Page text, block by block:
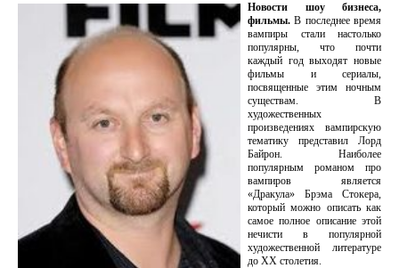
Новости шоу бизнеса,
фильмы. В последнее время
вампиры стали настолько
популярны, что почти
каждый год выходят новые
фильмы и сериалы,
посвященные этим ночным
существам. В
художественных
произведениях вампирскую
тематику представил Лорд
Байрон. Наиболее
популярным романом про
вампиров является
«Дракула» Брэма Стокера,
который можно описать как
самое полное описание этой
нечисти в популярной
художественной литературе
до XX столетия.